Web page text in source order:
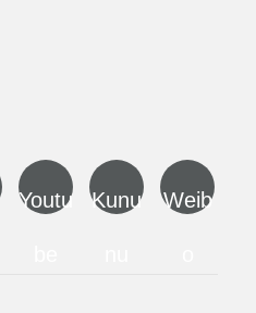
Youtu Kunu Weib